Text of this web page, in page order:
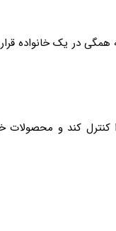
در یک خانواده
را کنترل کند و